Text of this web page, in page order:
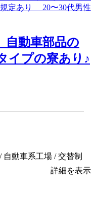
自動車部品の
イプの寮あり♪
動車系工場 / 交替制
詳細を表示